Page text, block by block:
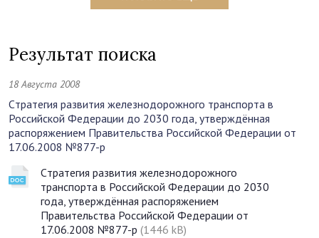
Результат поиска
18 Августа 2008
Cтратегия развития железнодорожного транспорта в
Российской Федерации до 2030 года, утверждённая
распоряжением Правительства Российской Федерации от
17.06.2008 №877-р
Cтратегия развития железнодорожного
транспорта в Российской Федерации до 2030
года, утверждённая распоряжением
Правительства Российской Федерации от
17.06.2008 №877-р (1446 kB)